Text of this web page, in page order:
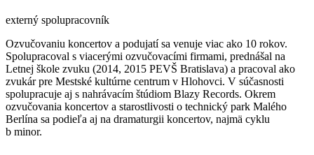
externý spolupracovník
Ozvučovaniu koncertov a podujatí sa venuje viac ako 10 rokov.
Spolupracoval s viacerými ozvučovacími firmami, prednášal na
Letnej škole zvuku (2014, 2015 PEVŠ Bratislava) a pracoval ako
zvukár pre Mestské kultúrne centrum v Hlohovci. V súčasnosti
spolupracuje aj s nahrávacím štúdiom Blazy Records. Okrem
ozvučovania koncertov a starostlivosti o technický park Malého
Berlína sa podieľa aj na dramaturgii koncertov, najmä cyklu
b minor.